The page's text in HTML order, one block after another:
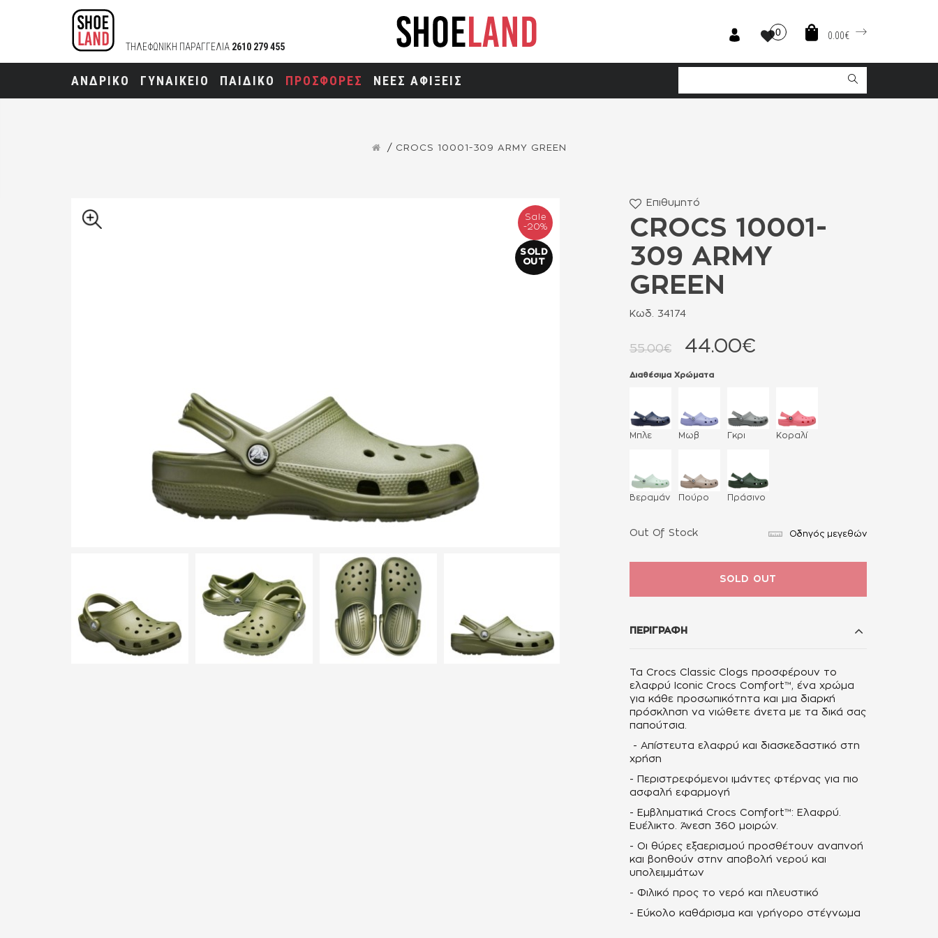
ΤΗΛΕΦΩΝΙΚΗ ΠΑΡΑΓΓΕΛΙΑ 2610 279 455
0 0.00€
ΑΝΔΡΙΚΟ ΓΥΝΑΙΚΕΙΟ ΠΑΙΔΙΚΟ ΠΡΟΣΦΟΡΕΣ ΝΕΕΣ ΑΦΙΞΕΙΣ
CROCS 10001-309 ARMY GREEN
Sale
-20%
SOLD
OUT
Επιθυμητό
CROCS 10001-
309 ARMY
GREEN
Κωδ. 34174
55.00€ 44.00€
Διαθέσιμα Χρώματα
Μπλε Μωβ Γκρι Κοραλί
Βεραμάν Πούρο Πράσινο
Out Of Stock Οδηγός μεγεθών
SOLD OUT
ΠΕΡΙΓΡΑΦΗ
Τα Crocs Classic Clogs προσφέρουν το
ελαφρύ Iconic Crocs Comfort™, ένα χρώμα
για κάθε προσωπικότητα και μια διαρκή
πρόσκληση να νιώθετε άνετα με τα δικά σας
παπούτσια.
- Απίστευτα ελαφρύ και διασκεδαστικό στη
χρήση
- Περιστρεφόμενοι ιμάντες φτέρνας για πιο
ασφαλή εφαρμογή
- Εμβληματικά Crocs Comfort™: Ελαφρύ.
Ευέλικτο. Άνεση 360 μοιρών.
- Οι θύρες εξαερισμού προσθέτουν αναπνοή
και βοηθούν στην αποβολή νερού και
υπολειμμάτων
- Φιλικό προς το νερό και πλευστικό
- Εύκολο καθάρισμα και γρήγορο στέγνωμα